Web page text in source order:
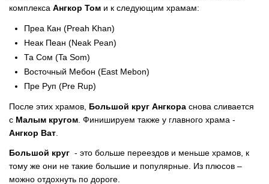
комплекса Ангкор Том и к следующим храмам:
Преa Кан (Preah Khan)
Неак Пеан (Neak Pean)
Та Сом (Ta Som)
Восточный Мебон (East Mebon)
Пре Руп (Pre Rup)
После этих храмов, Большой круг Ангкора снова сливается
с Малым кругом . Финишируем также у главного храма -
Ангкор Ват
Большой круг - это больше переездов и меньше храмов, к
тому же они не такие большие и популярные. Из плюсов –
можно отдохнуть по дороге.